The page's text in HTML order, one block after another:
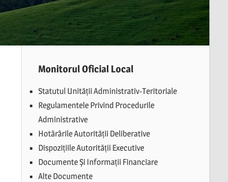
Monitorul Oficial Local
Statutul Unității Administrativ-Teritoriale
Regulamentele Privind Procedurile
Administrative
Hotărârile Autorității Deliberative
Dispozițiile Autorității Executive
Documente Și Informații Financiare
Alte Documente